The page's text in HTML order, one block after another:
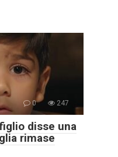
0 247
disse una
rimase